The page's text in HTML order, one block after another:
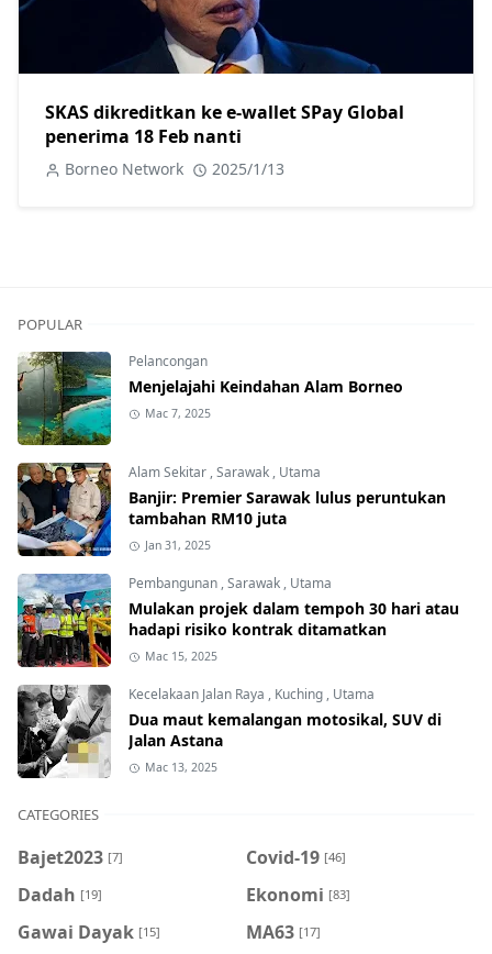
SKAS dikreditkan ke e-wallet SPay Global
penerima 18 Feb nanti
Borneo Network 2025/1/13
POPULAR
Pelancongan
Menjelajahi Keindahan Alam Borneo
Mac 7, 2025
Alam Sekitar,Sarawak, Utama
Banjir: Premier Sarawak lulus peruntukan
tambahan RM10 juta
Jan 31, 2025
Pembangunan,Sarawak, Utama
Mulakan projek dalam tempoh 30 hari atau
hadapi risiko kontrak ditamatkan
Mac 15, 2025
Kecelakaan Jalan Raya , Kuching, Utama
Dua maut kemalangan motosikal, SUV di
Jalan Astana
Mac 13, 2025
CATEGORIES
Bajet2023 [7] Covid-19 [46]
Dadah [19] Ekonomi [83]
Gawai Dayak [15] MA63 [17]